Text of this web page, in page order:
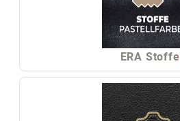
ERA Stoffe